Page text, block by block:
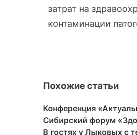
затрат на
контаминации
Похожие статьи
Конференция
Сибирский форум
В гостях у Лыковых с